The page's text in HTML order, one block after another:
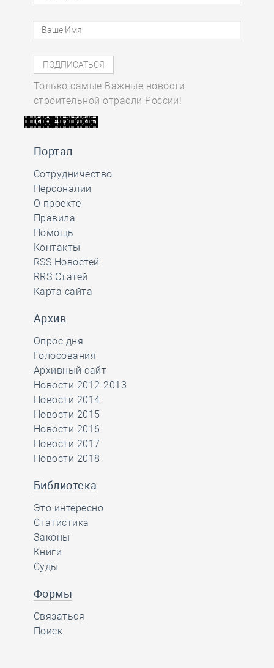
Только самые Важные новости
строительной отрасли России!
Портал
Сотрудничество
Персоналии
О проекте
Правила
Помощь
Контакты
RSS Новостей
RRS Статей
Карта сайта
Архив
Опрос дня
Голосования
Архивный сайт
Новости 2012-2013
Новости 2014
Новости 2015
Новости 2016
Новости 2017
Новости 2018
Библиотека
Это интересно
Статистика
Законы
Книги
Суды
Формы
Связаться
Поиск